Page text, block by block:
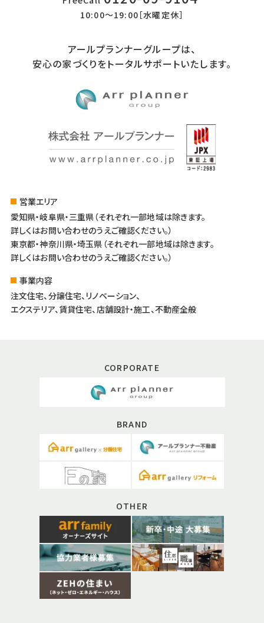
10:00〜19:00［水曜定休］
アールプランナーグループは、
安心の家づくりをトータルサポートいたします。
営業エリア
愛知県・岐阜県・三重県（それぞれ一部地域は除きます。
詳しくはお問い合わせのうえご確認ください。）
東京都・神奈川県・埼玉県（それぞれ一部地域は除きます。
詳しくはお問い合わせのうえご確認ください。）
事業内容
注文住宅、分譲住宅、リノベーション、
エクステリア、賃貸住宅、店舗設計・施工、不動産全般
CORPORATE
BRAND
OTHER